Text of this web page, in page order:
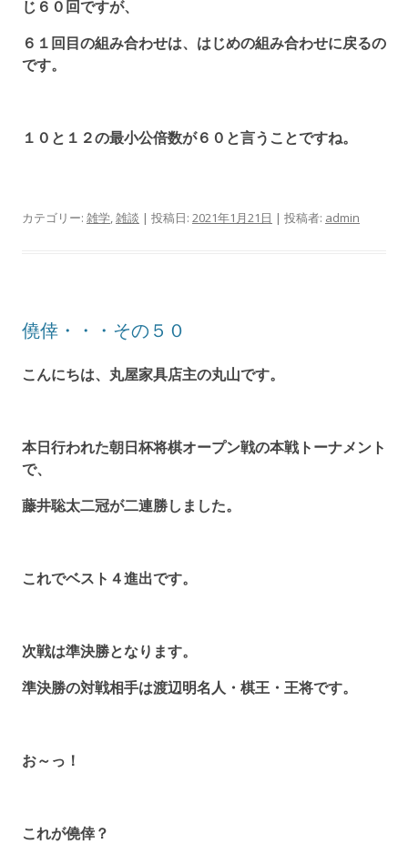
じ６０回ですが、
６１回目の組み合わせは、はじめの組み合わせに戻るの
です。
１０と１２の最小公倍数が６０と言うことですね。
カテゴリー: 雑学,雑談 | 投稿日: 2021年1月21日 | 投稿者: admin
僥倖・・・その５０
こんにちは、丸屋家具店主の丸山です。
本日行われた朝日杯将棋オープン戦の本戦トーナメント
で、
藤井聡太二冠が二連勝しました。
これでベスト４進出です。
次戦は準決勝となります。
準決勝の対戦相手は渡辺明名人・棋王・王将です。
お～っ！
これが僥倖？